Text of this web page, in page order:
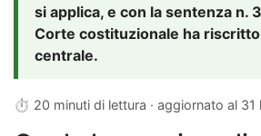
si applica, e con la sentenza n.
Corte costituzionale ha
centrale.
⏱ 20 minuti di lettura · aggiornato al 31